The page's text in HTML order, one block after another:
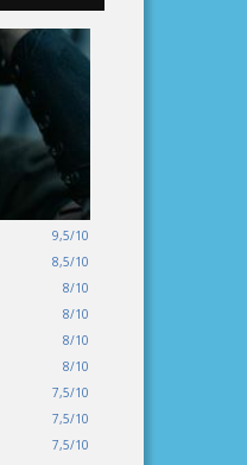
9,5/10
8,5/10
8/10
8/10
8/10
8/10
7,5/10
7,5/10
7,5/10